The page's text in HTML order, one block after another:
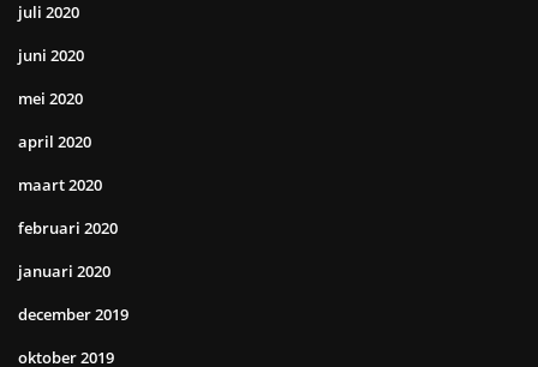
juli 2020
juni 2020
mei 2020
april 2020
maart 2020
februari 2020
januari 2020
december 2019
oktober 2019